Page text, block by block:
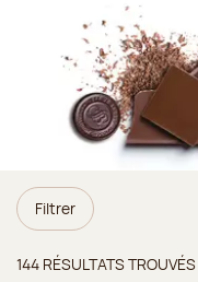
Filtrer
144 RÉSULTATS TROUVÉS